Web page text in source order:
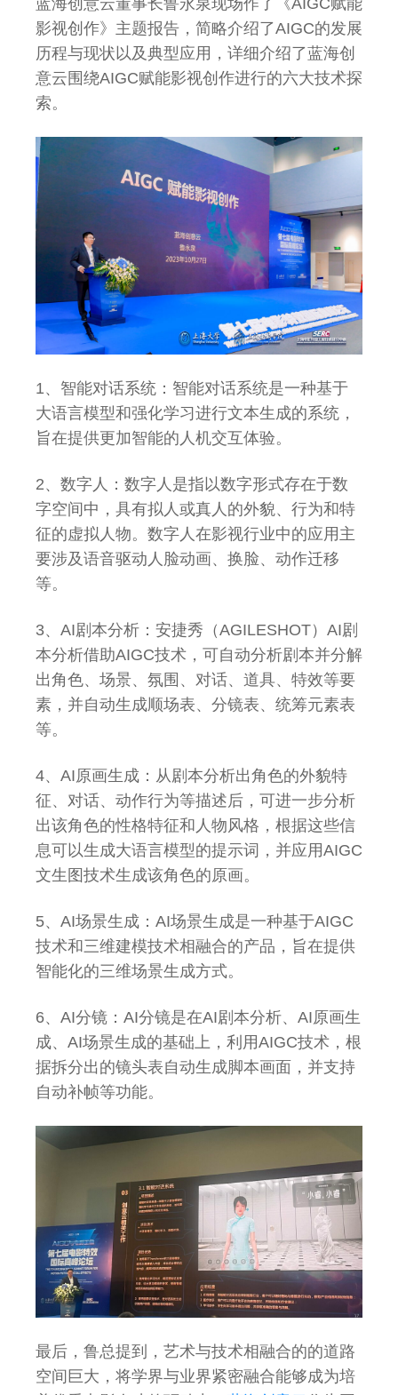
影视创作》主题报告，简略介绍了AIGC的发展
历程与现状以及典型应用，详细介绍了蓝海创
意云围绕AIGC赋能影视创作进行的六大技术探
索。
1、智能对话系统：智能对话系统是一种基于
大语言模型和强化学习进行文本生成的系统，
旨在提供更加智能的人机交互体验。
2、数字人：数字人是指以数字形式存在于数
字空间中，具有拟人或真人的外貌、行为和特
征的虚拟人物。数字人在影视行业中的应用主
要涉及语音驱动人脸动画、换脸、动作迁移
等。
3、AI剧本分析：安捷秀（AGILESHOT）AI剧
本分析借助AIGC技术，可自动分析剧本并分解
出角色、场景、氛围、对话、道具、特效等要
素，并自动生成顺场表、分镜表、统筹元素表
等。
4、AI原画生成：从剧本分析出角色的外貌特
征、对话、动作行为等描述后，可进一步分析
出该角色的性格特征和人物风格，根据这些信
息可以生成大语言模型的提示词，并应用AIGC
文生图技术生成该角色的原画。
5、AI场景生成：AI场景生成是一种基于AIGC
技术和三维建模技术相融合的产品，旨在提供
智能化的三维场景生成方式。
6、AI分镜：AI分镜是在AI剧本分析、AI原画生
成、AI场景生成的基础上，利用AIGC技术，根
据拆分出的镜头表自动生成脚本画面，并支持
自动补帧等功能。
最后，鲁总提到，艺术与技术相融合的的道路
空间巨大，将学界与业界紧密融合能够成为培